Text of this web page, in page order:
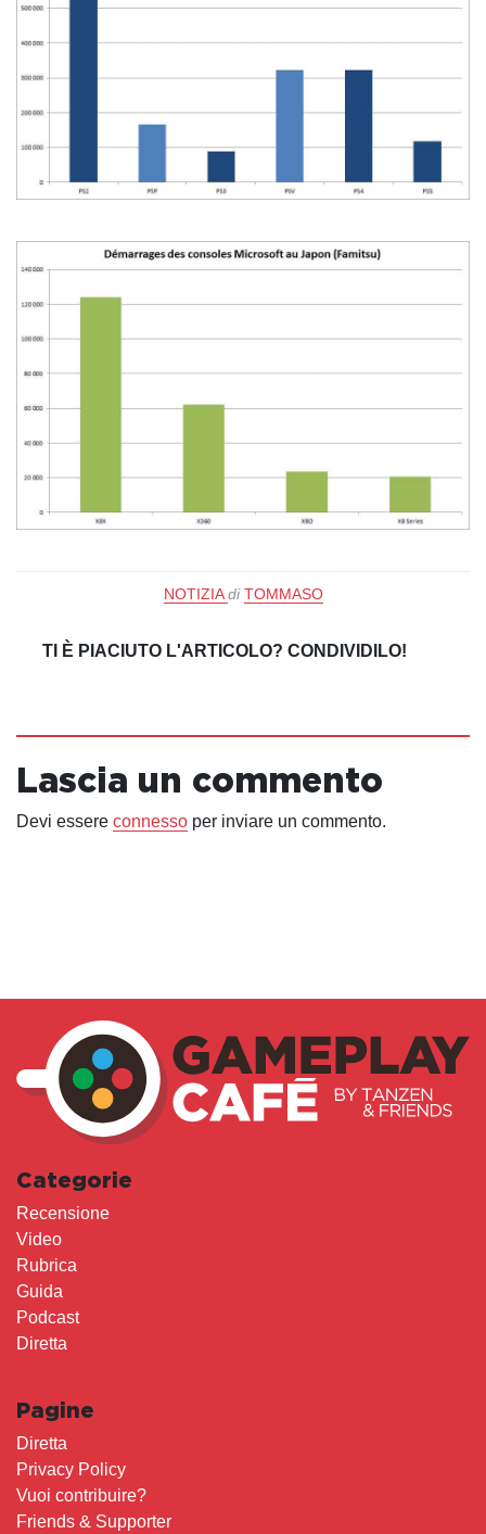
NOTIZIA di TOMMASO
TI È PIACIUTO L'ARTICOLO? CONDIVIDILO!
Lascia un commento
Devi essere connesso per inviare un commento.
Categorie
Recensione
Video
Rubrica
Guida
Podcast
Diretta
Pagine
Diretta
Privacy Policy
Vuoi contribuire?
Friends & Supporter